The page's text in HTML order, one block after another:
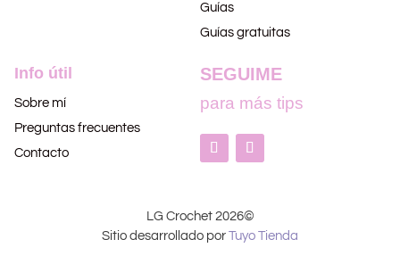
Guías
Guías gratuitas
Info útil
Sobre mí
Preguntas frecuentes
Contacto
SEGUIME
para más tips
LG Crochet 2026©
Sitio desarrollado por Tuyo Tienda